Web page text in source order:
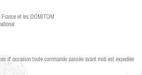
France et les DOM/TOM
d' occasion toute commande passée avant midi est expediée